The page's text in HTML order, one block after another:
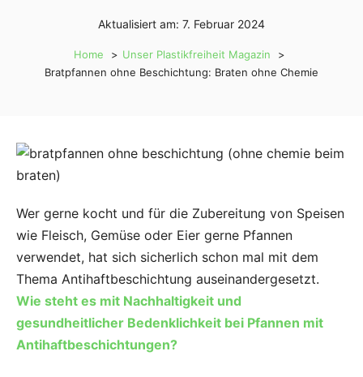
Aktualisiert am: 7. Februar 2024
Home
Unser Plastikfreiheit Magazin
Bratpfannen ohne Beschichtung: Braten ohne Chemie
Wer gerne kocht und für die Zubereitung von Speisen
wie Fleisch, Gemüse oder Eier gerne Pfannen
verwendet, hat sich sicherlich schon mal mit dem
Thema Antihaftbeschichtung auseinandergesetzt.
Wie steht es mit Nachhaltigkeit und
gesundheitlicher Bedenklichkeit bei Pfannen mit
Antihaftbeschichtungen?